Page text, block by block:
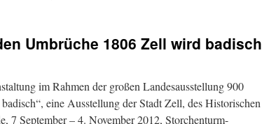
wieder
Umbrüche 1806 Zell wird badisch
im Rahmen der großen Landesausstellung 900
eine Ausstellung der Stadt Zell, des Historischen
7 September – 4. November 2012, Storchenturm-